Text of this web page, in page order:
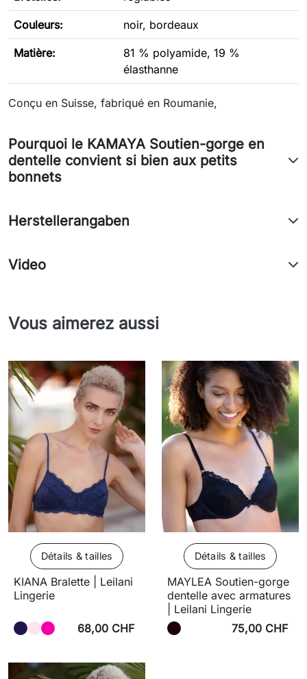
Couleurs: noir, bordeaux
Matière:
81 % polyamide, 19 %
élasthanne
Conçu en Suisse, fabriqué en Roumanie,
Pourquoi le KAMAYA Soutien-gorge en
dentelle convient si bien aux petits
bonnets
Herstellerangaben
Video
Vous aimerez aussi
Détails & tailles
KIANA Bralette | Leilani
Lingerie
68,00 CHF
Détails & tailles
MAYLEA Soutien-gorge
dentelle avec armatures
| Leilani Lingerie
75,00 CHF